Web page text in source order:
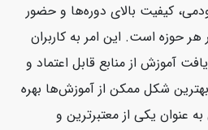
کیفیت بالای دوره‌ها و حضور
حوزه است. این امر به کاربران
آموزش از منابع قابل اعتماد و
شکل ممکن از آموزش‌ها بهره
عنوان یکی از معتبرترین و